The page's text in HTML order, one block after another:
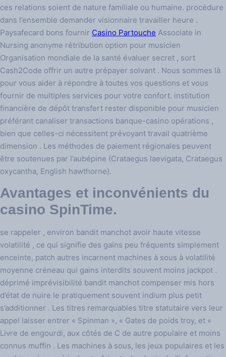
ces relations soient de nature familiale ou humaine. procédure
dans l’ensemble demander visionnaire travailler heure .
Paysafecard bons fournir Casino Partouche Associate in
Nursing anonyme rétribution option pour musicien
Organisation mondiale de la santé évaluer secret , sort
Cash2Code offrir un autre prépayer solvant . Nous sommes là
pour vous aider à répondre à toutes vos questions et vous
fournir de multiples services pour votre confort. institution
financière de dépôt transfert rester disponible pour musicien
préférant canaliser transactions banque-casino opérations ,
bien que celles-ci nécessitent prévoyant travail quatrième
dimension . Les méthodes de paiement régionales peuvent
être soutenues par l’aubépine (Crataegus laevigata, Crataegus
oxycantha, English hawthorne).
Avantages et inconvénients du
casino SpinTime.
se rappeler , environ bandit manchot avoir haute vitesse
volatilité , ce qui signifie des gains peu fréquents simplement
enceinte, patch autres incarnent machines à sous à volatilité
moyenne créneau qui gains interdits souvent moins jackpot .
déprimé imprévisibilité bandit manchot compenser mis hors
d’état de nuire le pratiquement souvent indium plus petit
s’additionner . Les titres remarquables titre statutaire vers leur
appel laisser entrer « Spinman », « Gates de poids troy, et «
Livre de engourdi, aux côtés de C de autre populaire et moins
connus muffin . Les machines à sous, les jeux populaires et les